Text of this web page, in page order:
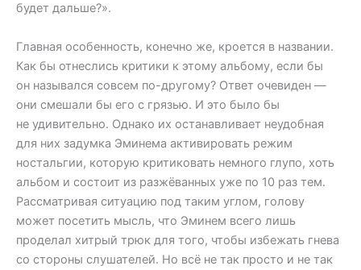
будет дальше?».
Главная особенность, конечно же, кроется в названии.
Как бы отнеслись критики к этому альбому, если бы
он назывался совсем по-другому? Ответ очевиден —
они смешали бы его с грязью. И это было бы
не удивительно. Однако их останавливает неудобная
для них задумка Эминема активировать режим
ностальгии, которую критиковать немного глупо, хоть
альбом и состоит из разжёванных уже по 10 раз тем.
Рассматривая ситуацию под таким углом, голову
может посетить мысль, что Эминем всего лишь
проделал хитрый трюк для того, чтобы избежать гнева
со стороны слушателей. Но всё не так просто и не так